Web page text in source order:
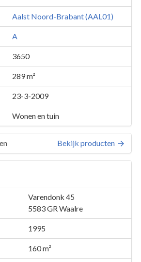
Aalst Noord-Brabant (AAL01)
A
3650
289 m²
23-3-2009
Wonen en tuin
Bekijk producten
Varendonk 45
5583 GRWaalre
1995
160 m²
en rapporten